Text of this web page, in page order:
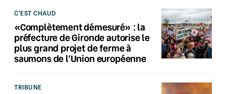
C'EST CHAUD
«Complètement démesuré» : la
préfecture de Gironde autorise le
plus grand projet de ferme à
saumons de l’Union européenne
TRIBUNE